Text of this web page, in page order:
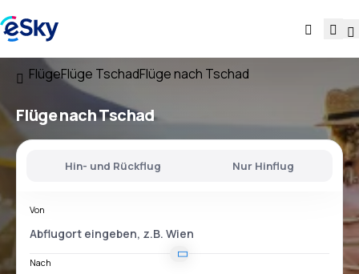
FlügeFlüge TschadFlüge nach Tschad
Flüge nach Tschad
Hin- und Rückflug Nur Hinflug
Von
Nach